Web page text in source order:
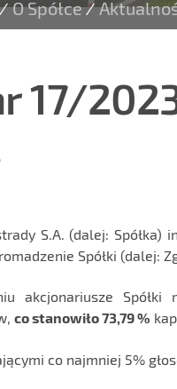
O Spółce/
17/
S.A. (dalej:
Spółki (dalej:
akcjonariusze Spółki
co stanowiło 73,79 %
co najmniej 5%